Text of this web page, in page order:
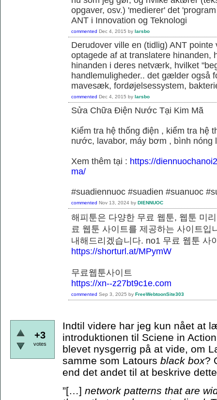
opgaver, osv.) 'medierer' det
ANT i Innovation og Teknologi
commented Dec 4, 2015 by larsbo
Derudover ville en (tidlig) ANT
optagede af at translatere hinanden,
hinanden i deres netværk, hvilket
handlemuligheder.. det gælder også
mavesæk, fordøjelsessystem,
commented Dec 4, 2015 by larsbo
Sửa Chữa Điện Nước Tại Kim Mã
Kiểm tra hệ thống điện , kiểm tra hệ
nước, lavabor, máy bơm , bình nóng
Xem thêm tại : https://
ma/
#suadiennuoc #suadien #suanuoc
commented Nov 13, 2024 by DIENNUOC
해피툰은 다양한 무료 웹툰, 웹툰 미
료 웹툰 사이트를 제공하는 사이트
내해드리겠습니다. no1 무료 웹
https://shorturl.at/MPymW
무료웹툰사이트
https://xn--z27bt9c1e.com
commented Sep 3, 2025 by FreeWebtoonSite303
+3
votes
Indtil videre har jeg kun nået at
introduktionen til Sciene in
blevet nysgerrig på at vide, om
samme som Latours black box?
end det andet til at beskrive
”[…] network patterns that are